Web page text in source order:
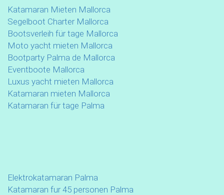
Katamaran Mieten Mallorca
Segelboot Charter Mallorca
Bootsverleih für tage Mallorca
Moto yacht mieten Mallorca
Bootparty Palma de Mallorca
Eventboote Mallorca
Luxus yacht mieten Mallorca
Katamaran mieten Mallorca
Katamaran für tage Palma
Elektrokatamaran Palma
Katamaran fur 45 personen Palma